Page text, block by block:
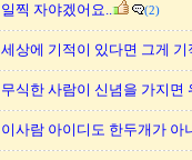
일찍 자야겠어요.. (2)
세상에 기적이 있다면 그게 기
무식한 사람이 신념을 가지면
이사람 아이디도 한두개가 아